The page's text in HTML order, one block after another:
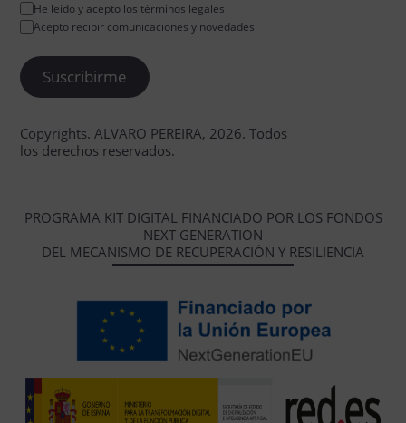
He leído y acepto los términos legales
Acepto recibir comunicaciones y novedades
Copyrights. ALVARO PEREIRA, 2026. Todos
los derechos reservados.
PROGRAMA KIT DIGITAL FINANCIADO POR LOS FONDOS
NEXT GENERATION
DEL MECANISMO DE RECUPERACIÓN Y RESILIENCIA